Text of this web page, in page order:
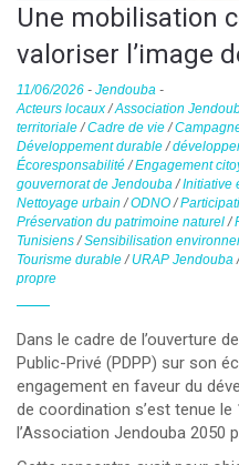
Une mobilisation
valoriser l’image
11/06/2026 - Jendouba -
Acteurs locaux/Association
territoriale/Cadre de vie/
Développement durable/
Écoresponsabilité/Engagement
gouvernorat de Jendouba/Initiative
Nettoyage urbain /ODNO/
Préservation du patrimoine naturel/
Tunisiens/Sensibilisation
Tourisme durable/ URAP Jendouba
propre
Dans le cadre de l’ouverture
Public-Privé (PDPP) sur son
engagement en faveur du
de coordination s’est tenue le
l’Association Jendouba 2050